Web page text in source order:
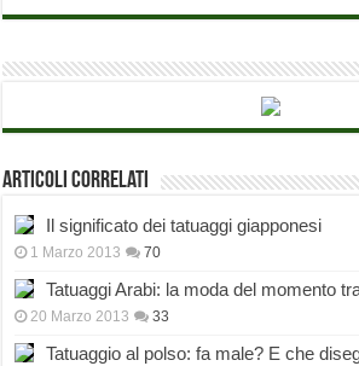
Articoli correlati
Il significato dei tatuaggi giapponesi
1 Marzo 2013 70
Tatuaggi Arabi: la moda del momento
20 Marzo 2013 33
Tatuaggio al polso: fa male? E che